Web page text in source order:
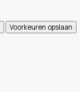
Voorkeuren opslaan